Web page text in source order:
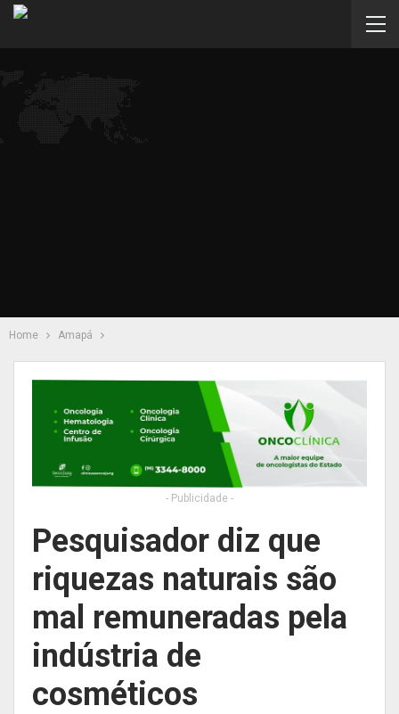
Home Amapá
- Publicidade -
Pesquisador diz que
riquezas naturais são
mal remuneradas pela
indústria de
cosméticos